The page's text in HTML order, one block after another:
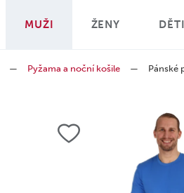
MUŽI ŽENY DĚTI
— Pyžama a noční košile — Pánské